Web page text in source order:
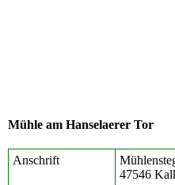
Mühle am Hanselaerer Tor
Anschrift
47546